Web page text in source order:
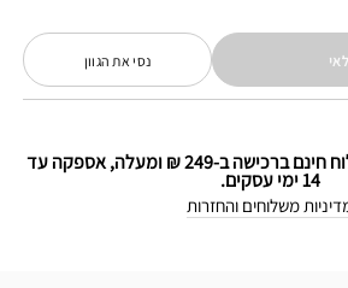
נסי את הגוון
עלות משלוח 30 ₪ משלוח חינם ברכישה ב-249 ₪ ומעלה, אספקה עד
14 ימי עסקים.
משלוחים והחזרות